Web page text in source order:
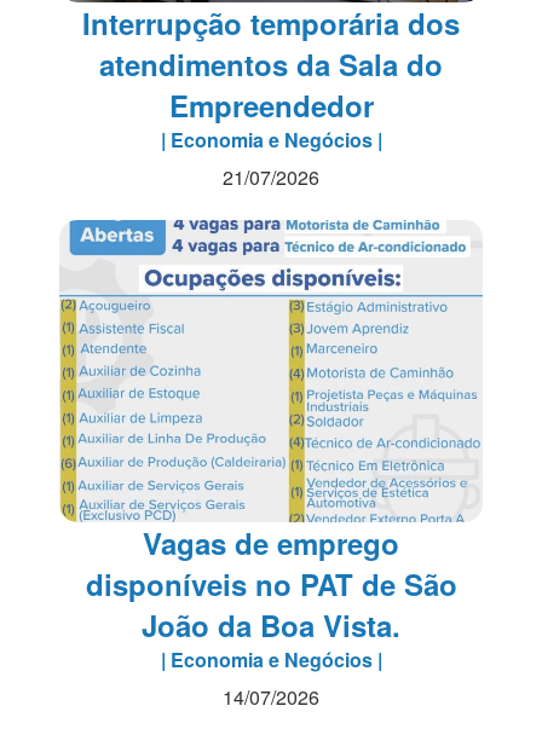
Interrupção temporária dos
atendimentos da Sala do
Empreendedor
| Economia e Negócios |
21/07/2026
Vagas de emprego
disponíveis no PAT de São
João da Boa Vista.
| Economia e Negócios |
14/07/2026